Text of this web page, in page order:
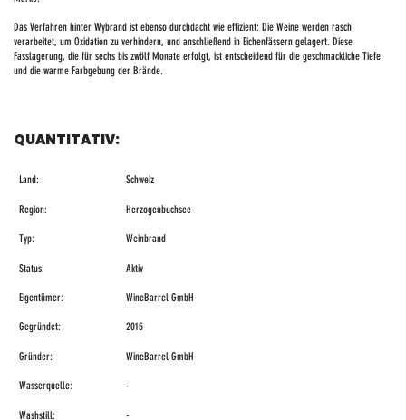
QUANTITATIV:
Land:
Region:
Typ:
Status:
Eigentümer:
Gegründet:
Gründer:
Wasserquelle:
Washstill:
Schweiz
Herzogenbuchsee
Weinbrand
Aktiv
WineBarrel GmbH
2015
WineBarrel GmbH
-
-
Das Verfahren hinter Wybrand ist ebenso durchdacht wie effizient: Die Weine werden rasch
verarbeitet, um Oxidation zu verhindern, und anschließend in Eichenfässern gelagert. Diese
Fasslagerung, die für sechs bis zwölf Monate erfolgt, ist entscheidend für die geschmackliche Tiefe
und die warme Farbgebung der Brände.